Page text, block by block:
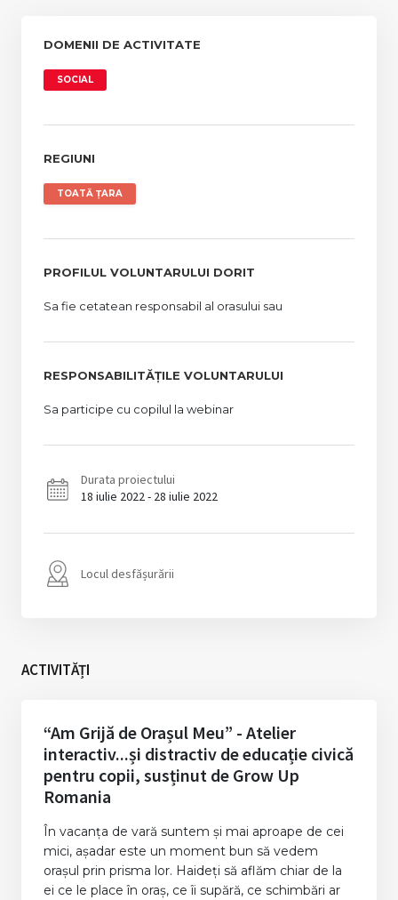
DOMENII DE ACTIVITATE
SOCIAL
REGIUNI
TOATĂ ȚARA
PROFILUL VOLUNTARULUI DORIT
Sa fie cetatean responsabil al orasului sau
RESPONSABILITĂȚILE VOLUNTARULUI
Sa participe cu copilul la webinar
Durata proiectului
18 iulie 2022 - 28 iulie 2022
Locul desfășurării
ACTIVITĂȚI
“Am Grijă de Orașul Meu” - Atelier
interactiv...și distractiv de educație civică
pentru copii, susținut de Grow Up
Romania
În vacanța de vară suntem și mai aproape de cei
mici, așadar este un moment bun să vedem
orașul prin prisma lor. Haideți să aflăm chiar de la
ei ce le place în oraș, ce îi supără, ce schimbări ar